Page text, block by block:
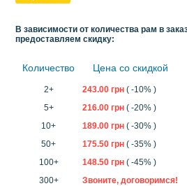
В зависимости от количества рам в
предоставляем скидку:
Количество Цена со скидкой
2+ 243.00 грн ( -10% )
5+
216.00 грн ( -20% )
10+
189.00 грн ( -30% )
50+
175.50 грн ( -35% )
100+
148.50 грн ( -45% )
300+
Звоните, договоримся!